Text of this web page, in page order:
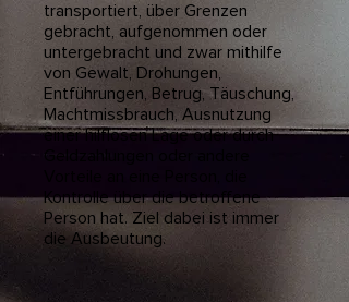
transportiert, über Grenzen
gebracht, aufgenommen oder
untergebracht und zwar mithilfe
von Gewalt, Drohungen,
Entführungen, Betrug, Täuschung,
Machtmissbrauch, Ausnutzung
einer hilflosen Lage oder durch
Geldzahlungen oder andere
Kontrolle über die betroffene
Person hat. Ziel dabei ist immer
die Ausbeutung.